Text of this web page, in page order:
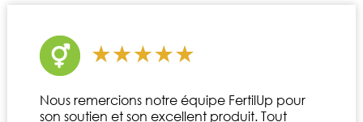
Nous remercions notre équipe FertilUp pour
son soutien et son excellent produit. Tout